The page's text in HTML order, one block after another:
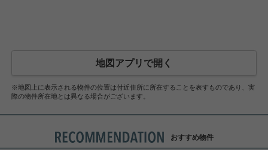
地図アプリで開く
※地図上に表示される物件の位置は付近住所に所在することを表すものであり、実
際の物件所在地とは異なる場合がございます。
おすすめ物件